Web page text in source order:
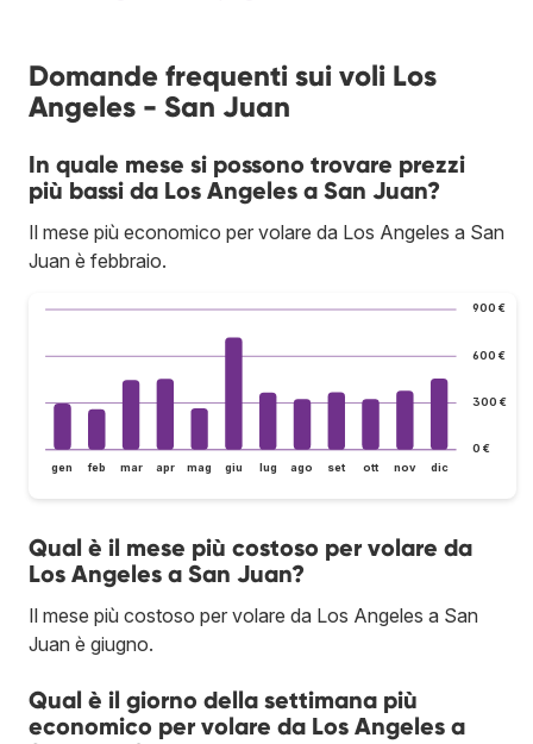
Domande frequenti sui voli Los
Angeles - San Juan
In quale mese si possono trovare prezzi
più bassi da Los Angeles a San Juan?
Il mese più economico per volare da Los Angeles a San
Juan è febbraio.
0 €
300 €
600 €
900 €
gen feb mar apr mag giu lug ago set ott nov dic
Qual è il mese più costoso per volare da
Los Angeles a San Juan?
Il mese più costoso per volare da Los Angeles a San
Juan è giugno.
Qual è il giorno della settimana più
economico per volare da Los Angeles a